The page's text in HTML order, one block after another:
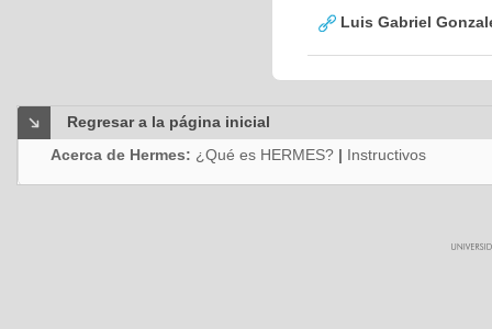
Luis Gabriel
Regresar a la página inicial
Acerca de Hermes: ¿Qué es HERMES? | Instructivos